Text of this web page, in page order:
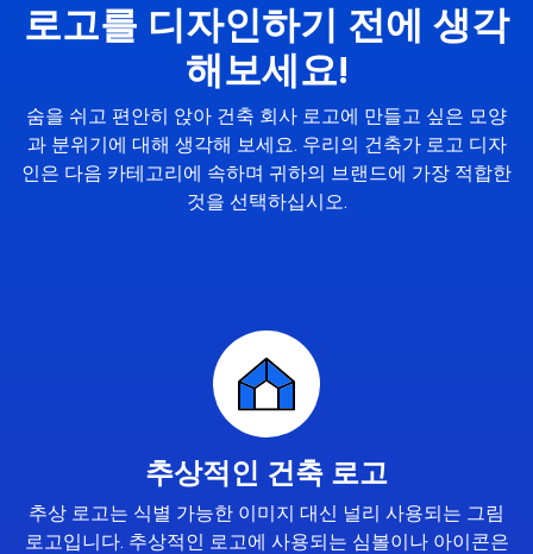
로고를 디자인하기 전에 생각
해보세요!
숨을 쉬고 편안히 앉아 건축 회사 로고에 만들고 싶은 모양
과 분위기에 대해 생각해 보세요. 우리의 건축가 로고 디자
인은 다음 카테고리에 속하며 귀하의 브랜드에 가장 적합한
것을 선택하십시오.
추상적인 건축 로고
추상 로고는 식별 가능한 이미지 대신 널리 사용되는 그림
로고입니다. 추상적인 로고에 사용되는 심볼이나 아이콘은